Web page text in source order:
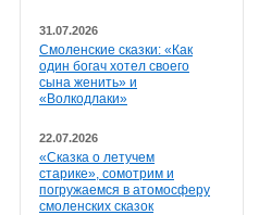
31.07.2026
Смоленские сказки: «Как
один богач хотел своего
сына женить» и
«Волкодлаки»
22.07.2026
«Сказка о летучем
старике», сомотрим и
погружаемся в атомосферу
смоленских сказок